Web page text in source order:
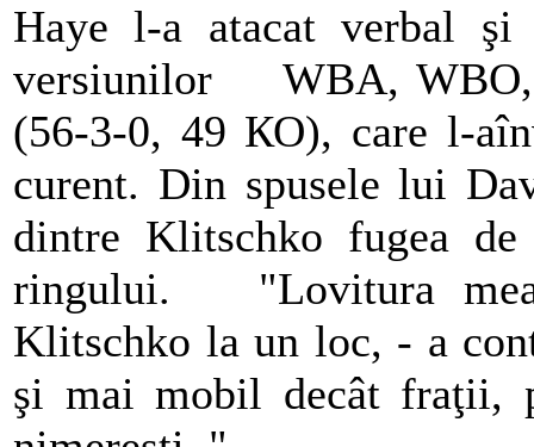
Haye l-a atacat verbal şi
versiunilor WBA,
(56-3-0, 49 КО), care l-
curent. Din spusele lui
dintre Klitschko fugea
ringului. "Lovitura
Klitschko la un loc, - a
şi mai mobil decât fraţii,